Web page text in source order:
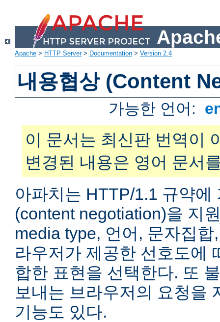
Apache > HTTP Server> Documentation > Version 2.4
내용협상 (Content
가능한 언어:
이 문서는 최신판 번역이
변경된 내용은 영어 문서
아파치는 HTTP/1.1 규약에
(content negotiation)을 지
media type, 언어, 문자집
라우저가 제공한 선호도에
합한 표현을 선택한다. 또
보내는 브라우저의 요청을
기능도 있다.